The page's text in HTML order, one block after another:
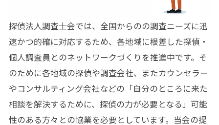
探偵法人調査士会では、全国からのの調査ニーズに迅
速かつ的確に対応するため、各地域に根差した探偵・
個人調査員とのネットワークづくりを推進中です。そ
のために各地域の探偵や調査会社、またカウンセラー
やコンサルティング会社などの「自分のところに来た
相談を解決するために、探偵の力が必要となる」可能
性のある方々との協業を必要としています。当会の提